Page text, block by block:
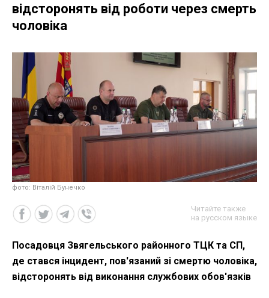
відсторонять від роботи через смерть
чоловіка
фото: Віталій Бунечко
Читайте также
на русском языке
Посадовця Звягельського районного ТЦК та СП,
де стався інцидент, пов'язаний зі смертю чоловіка,
відсторонять від виконання службових обов'язків